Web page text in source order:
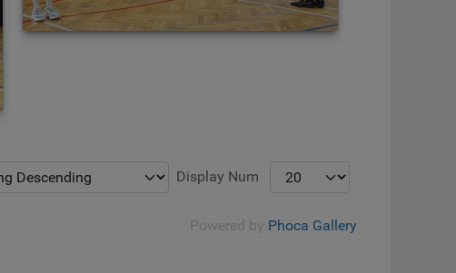
Display Num
Powered by Phoca Gallery